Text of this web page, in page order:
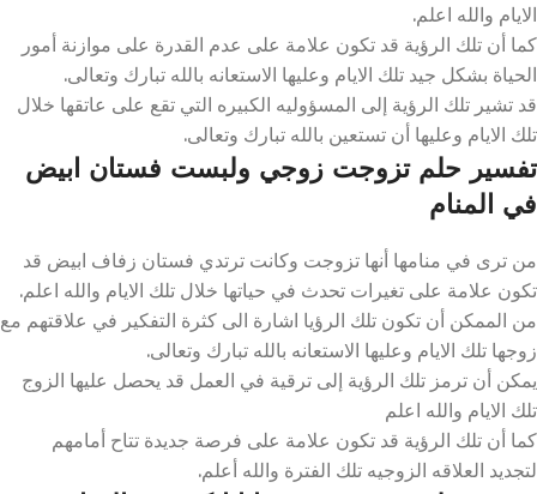
الايام والله اعلم.
كما أن تلك الرؤية قد تكون علامة على عدم القدرة على موازنة أمور
الحياة بشكل جيد تلك الايام وعليها الاستعانه بالله تبارك وتعالى.
قد تشير تلك الرؤية إلى المسؤوليه الكبيره التي تقع على عاتقها خلال
تلك الايام وعليها أن تستعين بالله تبارك وتعالى.
تفسير حلم تزوجت زوجي ولبست فستان ابيض
في المنام
من ترى في منامها أنها تزوجت وكانت ترتدي فستان زفاف ابيض قد
تكون علامة على تغيرات تحدث في حياتها خلال تلك الايام والله اعلم.
من الممكن أن تكون تلك الرؤيا اشارة الى كثرة التفكير في علاقتهم مع
زوجها تلك الايام وعليها الاستعانه بالله تبارك وتعالى.
يمكن أن ترمز تلك الرؤية إلى ترقية في العمل قد يحصل عليها الزوج
تلك الايام والله اعلم
كما أن تلك الرؤية قد تكون علامة على فرصة جديدة تتاح أمامهم
لتجديد العلاقه الزوجيه تلك الفترة والله أعلم.